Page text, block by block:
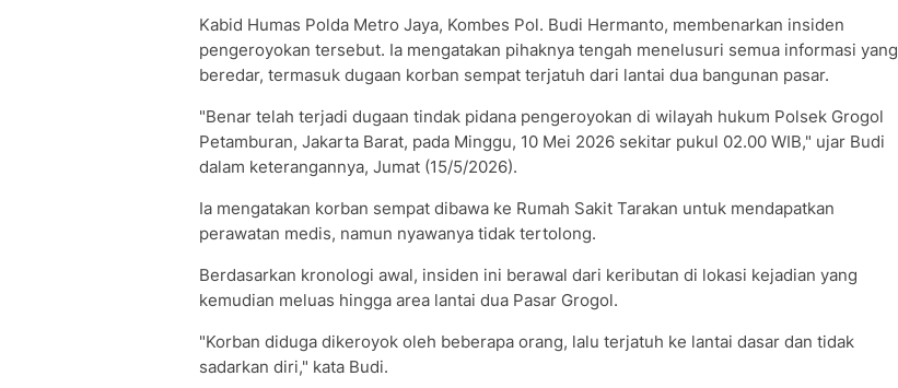
Kabid Humas Polda Metro Jaya, Kombes Pol. Budi Hermanto, membenarkan insiden
pengeroyokan tersebut. Ia mengatakan pihaknya tengah menelusuri semua informasi yang
beredar, termasuk dugaan korban sempat terjatuh dari lantai dua bangunan pasar.
"Benar telah terjadi dugaan tindak pidana pengeroyokan di wilayah hukum Polsek Grogol
Petamburan, Jakarta Barat, pada Minggu, 10 Mei 2026 sekitar pukul 02.00 WIB," ujar Budi
dalam keterangannya, Jumat (15/5/2026).
Ia mengatakan korban sempat dibawa ke Rumah Sakit Tarakan untuk mendapatkan
perawatan medis, namun nyawanya tidak tertolong.
Berdasarkan kronologi awal, insiden ini berawal dari keributan di lokasi kejadian yang
kemudian meluas hingga area lantai dua Pasar Grogol.
"Korban diduga dikeroyok oleh beberapa orang, lalu terjatuh ke lantai dasar dan tidak
sadarkan diri," kata Budi.